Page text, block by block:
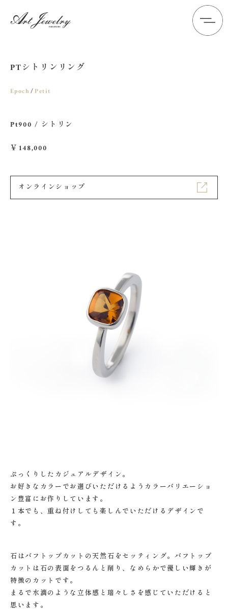
PTシトリンリング
Epoch Petit
Pt900 / シトリン
￥148,000
オンラインショップ
ぷっくりしたカジュアルデザイン。
お好きなカラーでお選びいただけるようカラーバリエーショ
ン豊富にお作りしています。
１本でも、重ね付けしても楽しんでいただけるデザインで
す。
石はバフトップカットの天然石をセッティング。バフトップ
カットは石の表面をつるんと削り、なめらかで優しい輝きが
特徴のカットです。
まるで水滴のような立体感と瑞々しさを感じていただけると
思います。